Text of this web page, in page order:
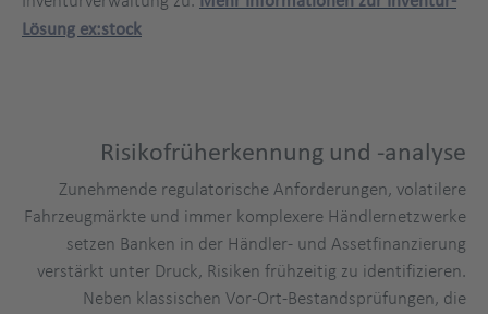
Lösung ex:stock
Risikofrüherkennung und -analyse
Zunehmende regulatorische Anforderungen, volatilere
Fahrzeugmärkte und immer komplexere Händlernetzwerke
setzen Banken in der Händler- und Assetfinanzierung
verstärkt unter Druck, Risiken frühzeitig zu identifizieren.
Neben klassischen Vor-Ort-Bestandsprüfungen, die